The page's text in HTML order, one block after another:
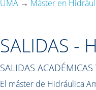
UMA → Máster en
SALIDAS -
SALIDAS
El máster de Hidráulica